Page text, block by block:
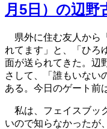
月5日）の辺野
県外に住む友人から
れてます」と、「ひろ
面が送られてきた。辺
さして、「誰もいな
ある。今日のゲート前
私は、フェイスブッ
いので知らなかったが